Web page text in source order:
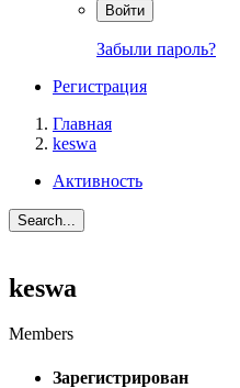
Войти
Забыли пароль?
Регистрация
Главная
keswa
Активность
Search...
keswa
Members
Зарегистрирован